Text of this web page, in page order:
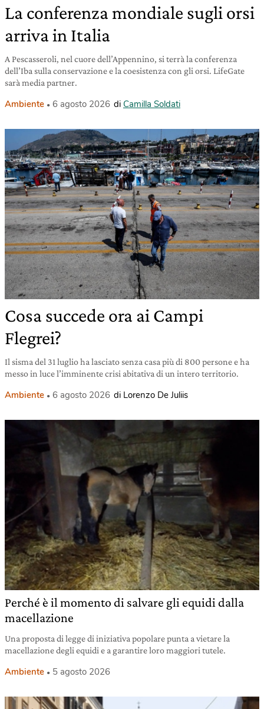
La conferenza mondiale sugli orsi
arriva in Italia
A Pescasseroli, nel cuore dell’Appennino, si terrà la conferenza
dell’Iba sulla conservazione e la coesistenza con gli orsi. LifeGate
sarà media partner.
Ambiente 6 agosto 2026 di Camilla Soldati
Cosa succede ora ai Campi
Flegrei?
Il sisma del 31 luglio ha lasciato senza casa più di 800 persone e ha
messo in luce l’imminente crisi abitativa di un intero territorio.
Ambiente 6 agosto 2026 di Lorenzo De Juliis
Perché è il momento di salvare gli equidi dalla
macellazione
Una proposta di legge di iniziativa popolare punta a vietare la
macellazione degli equidi e a garantire loro maggiori tutele.
Ambiente 5 agosto 2026